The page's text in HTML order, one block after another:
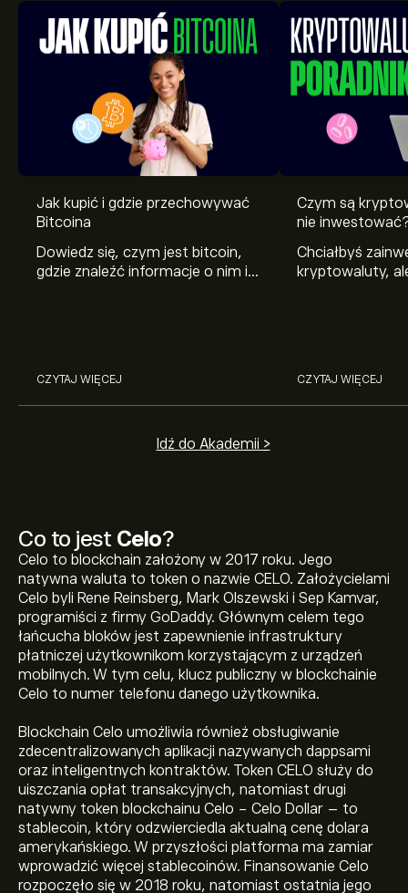
Co to jest Celo?
Celo to blockchain założony w 2017 roku. Jego
natywna waluta to token o nazwie CELO. Założycielami
Celo byli Rene Reinsberg, Mark Olszewski i Sep Kamvar,
programiści z firmy GoDaddy. Głównym celem tego
łańcucha bloków jest zapewnienie infrastruktury
płatniczej użytkownikom korzystającym z urządzeń
mobilnych. W tym celu, klucz publiczny w blockchainie
Celo to numer telefonu danego użytkownika.
Blockchain Celo umożliwia również obsługiwanie
zdecentralizowanych aplikacji nazywanych dappsami
oraz inteligentnych kontraktów. Token CELO służy do
uiszczania opłat transakcyjnych, natomiast drugi
natywny token blockchainu Celo - Celo Dollar – to
stablecoin, który odzwierciedla aktualną cenę dolara
amerykańskiego. W przyszłości platforma ma zamiar
wprowadzić więcej stablecoinów. Finansowanie Celo
rozpoczęło się w 2018 roku, natomiast ostatnia jego
Jak kupić i gdzie przechowywać
Bitcoina
Dowiedz się, czym jest bitcoin,
gdzie znaleźć informacje o nim i
CZYTAJ WIĘCEJ
Czym są
nie
Chciałbyś
kryptowaluty,
CZYTAJ WIĘCEJ
Idź do Akademii >
Obecna cena CELO wynosi 0.0630‎$‎